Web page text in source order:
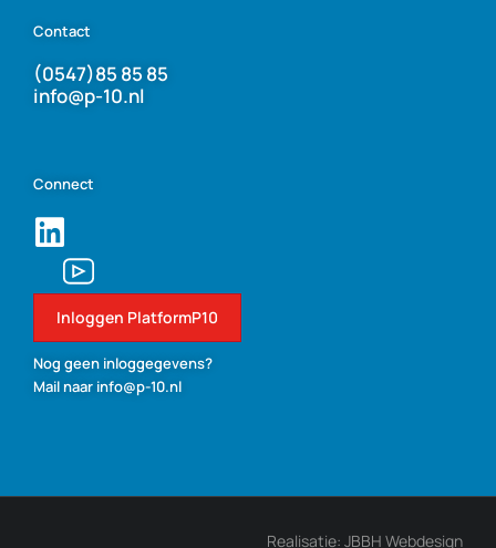
Contact
(0547)85 85 85
info@p-10.nl
Connect
Inloggen PlatformP10
Nog geen inloggegevens?
Mail naar info@p-10.nl
Realisatie: JBBH Webdesign